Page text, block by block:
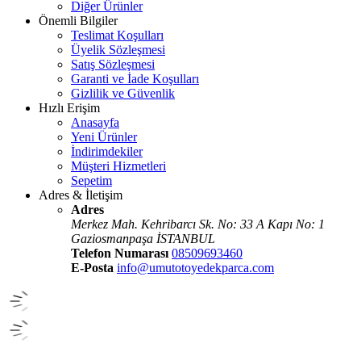
Diğer Ürünler
Önemli Bilgiler
Teslimat Koşulları
Üyelik Sözleşmesi
Satış Sözleşmesi
Garanti ve İade Koşulları
Gizlilik ve Güvenlik
Hızlı Erişim
Anasayfa
Yeni Ürünler
İndirimdekiler
Müşteri Hizmetleri
Sepetim
Adres & İletişim
Adres
Merkez Mah. Kehribarcı Sk. No: 33 A Kapı No: 1
Gaziosmanpaşa İSTANBUL
Telefon Numarası 08509693460
E-Posta info@umutotoyedekparca.com